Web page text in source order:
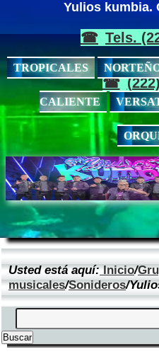
Yulios kumbia.
Tels.
TROPICALES
CALIENTE
Usted está aquí:Inicio/
musicales/Sonideros/